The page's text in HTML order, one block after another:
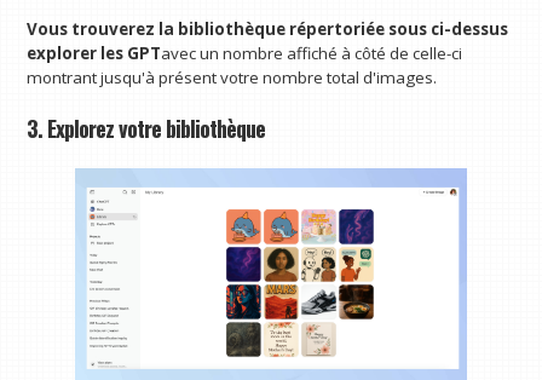
Vous trouverez la bibliothèque répertoriée sous ci-dessus
explorer les GPTavec un nombre affiché à côté de celle-ci
montrant jusqu'à présent votre nombre total d'images.
3. Explorez votre bibliothèque